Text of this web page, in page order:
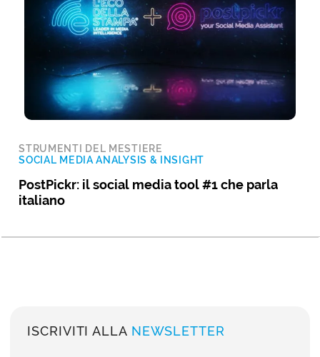
STRUMENTI DEL MESTIERE
SOCIAL MEDIA ANALYSIS & INSIGHT
PostPickr: il social media tool #1 che parla
italiano
ISCRIVITI ALLA NEWSLETTER